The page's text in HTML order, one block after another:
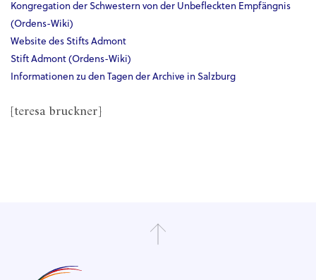
Kongregation der Schwestern von der Unbefleckten Empfängnis
(Ordens-Wiki)
Website des Stifts Admont
Stift Admont (Ordens-Wiki)
Informationen zu den Tagen der Archive in Salzburg
[teresa bruckner]